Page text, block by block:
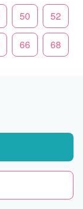
50 52
66 68